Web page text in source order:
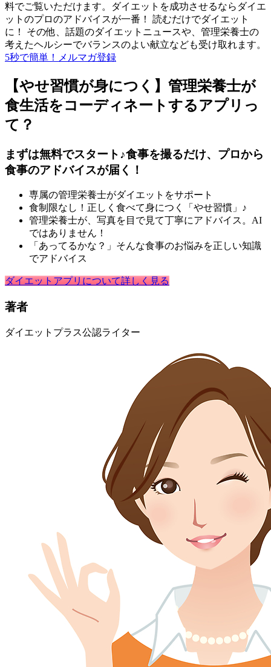
料でご覧いただけます。ダイエットを成功させるならダイエ
ットのプロのアドバイスが一番！ 読むだけでダイエット
に！ その他、話題のダイエットニュースや、管理栄養士の
考えたヘルシーでバランスのよい献立なども受け取れます。
5秒で簡単！メルマガ登録
【やせ習慣が身につく】管理栄養士が
食生活をコーディネートするアプリっ
て？
まずは無料でスタート♪食事を撮るだけ、プロから
食事のアドバイスが届く！
専属の管理栄養士がダイエットをサポート
食制限なし！正しく食べて身につく「やせ習慣」♪
管理栄養士が、写真を目で見て丁寧にアドバイス。AI
ではありません！
「あってるかな？」そんな食事のお悩みを正しい知識
でアドバイス
ダイエットアプリについて詳しく見る
著者
ダイエットプラス公認ライター